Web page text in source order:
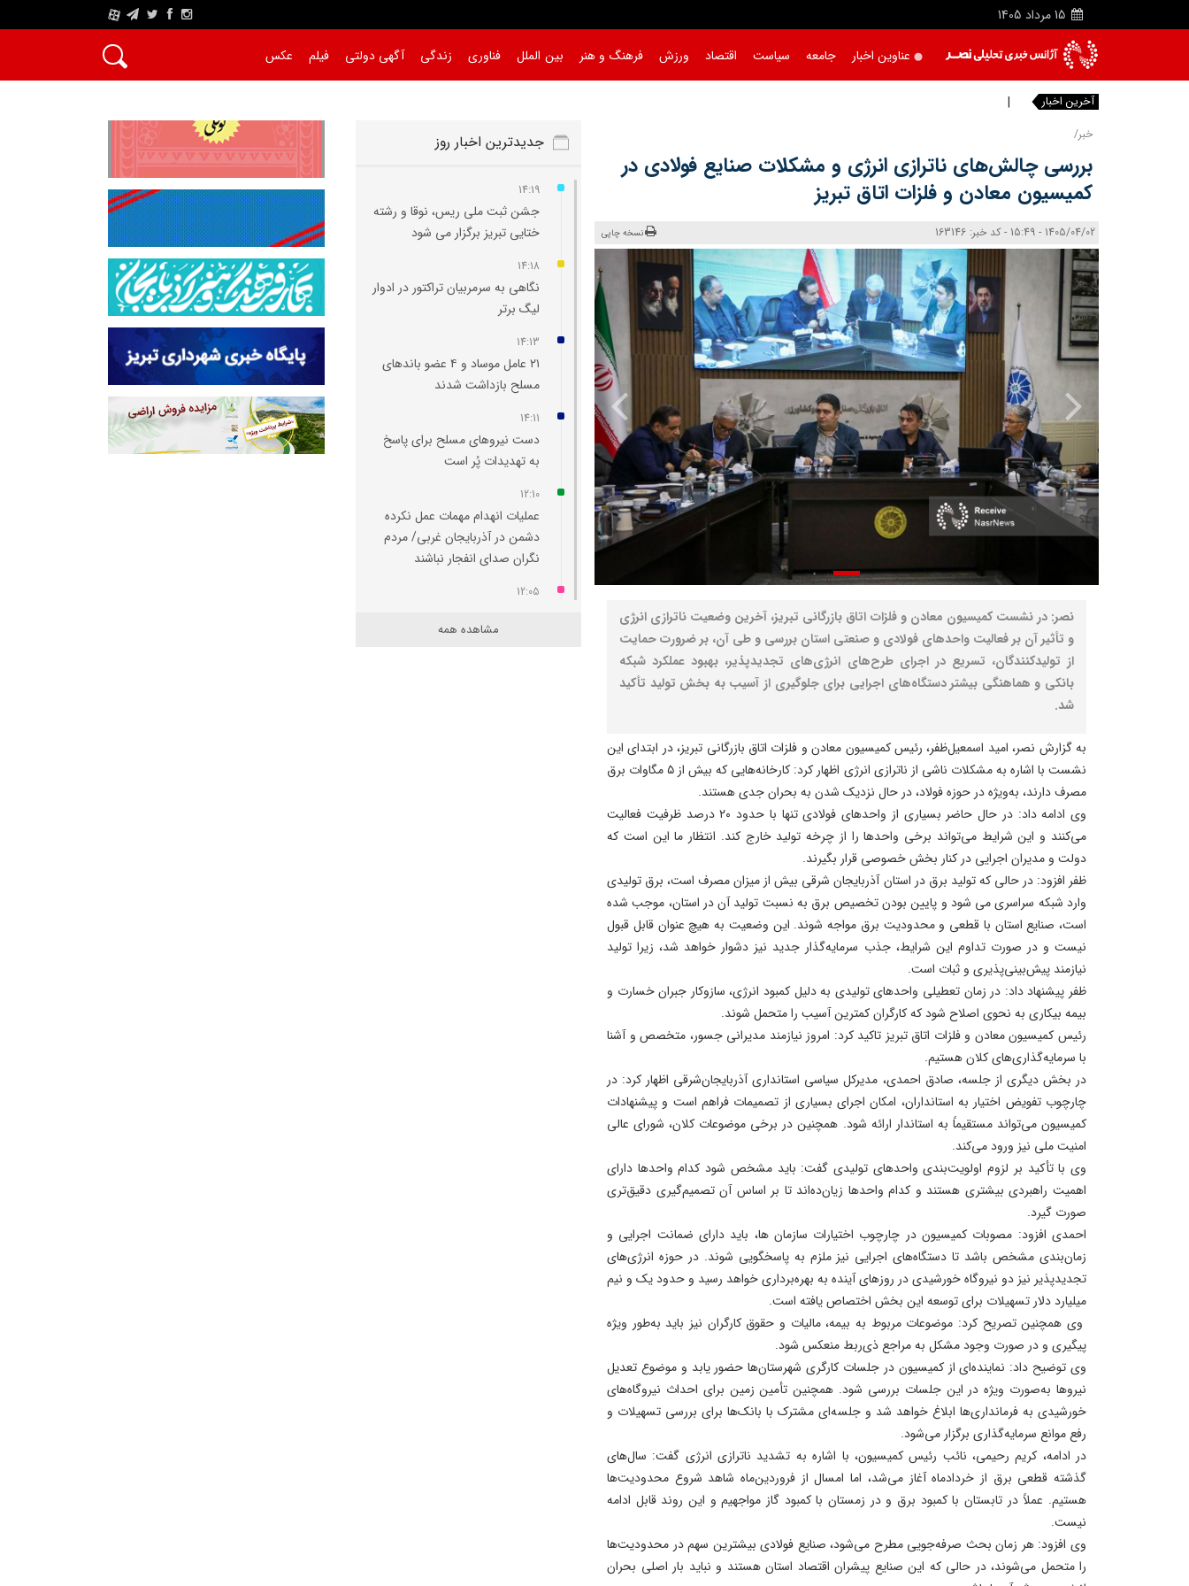
15 مرداد 1405
A
عناوین اخبار جامعه سیاست اقتصاد ورزش فرهنگ و هنر بین الملل فناوری زندگی آگهی دولتی فیلم عکس
آخرین اخبار جشن ثبت
خبر/
بررسی چالش‌های ناترازی انرژی و مشکلات صنایع فولادی در
کمیسیون معادن و فلزات اتاق تبریز
1405/04/02 - 15:49 - کد خبر: 163146 نسخه چاپی
نصر: در نشست کمیسیون معادن و فلزات اتاق بازرگانی تبریز، آخرین وضعیت ناترازی انرژی
و تأثیر آن بر فعالیت واحدهای فولادی و صنعتی استان بررسی و طی آن، بر ضرورت حمایت
از تولیدکنندگان، تسریع در اجرای طرح‌های انرژی‌های تجدیدپذیر، بهبود عملکرد شبکه
بانکی و هماهنگی بیشتر دستگاه‌های اجرایی برای جلوگیری از آسیب به بخش تولید تأکید
شد.
به گزارش نصر، امید اسمعیل‌ظفر، رئیس کمیسیون معادن و فلزات اتاق بازرگانی تبریز، در ابتدای این
نشست با اشاره به مشکلات ناشی از ناترازی انرژی اظهار کرد: کارخانه‌هایی که بیش از ۵ مگاوات برق
مصرف دارند، به‌ویژه در حوزه فولاد، در حال نزدیک شدن به بحران جدی هستند.
وی ادامه داد: در حال حاضر بسیاری از واحدهای فولادی تنها با حدود ۲۰ درصد ظرفیت فعالیت
می‌کنند و این شرایط می‌تواند برخی واحدها را از چرخه تولید خارج کند. انتظار ما این است که
دولت و مدیران اجرایی در کنار بخش خصوصی قرار بگیرند.
ظفر افزود: در حالی که تولید برق در استان آذربایجان شرقی بیش از میزان مصرف است، برق تولیدی
وارد شبکه سراسری می شود و پایین بودن تخصیص برق به نسبت تولید آن در استان، موجب شده
است، صنایع استان با قطعی و محدودیت برق مواجه شوند. این وضعیت به هیچ عنوان قابل قبول
نیست و در صورت تداوم این شرایط، جذب سرمایه‌گذار جدید نیز دشوار خواهد شد، زیرا تولید
نیازمند پیش‌بینی‌پذیری و ثبات است.
ظفر پیشنهاد داد: در زمان تعطیلی واحدهای تولیدی به دلیل کمبود انرژی، سازوکار جبران خسارت و
بیمه بیکاری به نحوی اصلاح شود که کارگران کمترین آسیب را متحمل شوند.
رئیس کمیسیون معادن و فلزات اتاق تبریز تاکید کرد: امروز نیازمند مدیرانی جسور، متخصص و آشنا
با سرمایه‌گذاری‌های کلان هستیم.
در بخش دیگری از جلسه، صادق احمدی، مدیرکل سیاسی استانداری آذربایجان‌شرقی اظهار کرد: در
چارچوب تفویض اختیار به استانداران، امکان اجرای بسیاری از تصمیمات فراهم است و پیشنهادات
کمیسیون می‌تواند مستقیماً به استاندار ارائه شود. همچنین در برخی موضوعات کلان، شورای عالی
امنیت ملی نیز ورود می‌کند.
وی با تأکید بر لزوم اولویت‌بندی واحدهای تولیدی گفت: باید مشخص شود کدام واحدها دارای
اهمیت راهبردی بیشتری هستند و کدام واحدها زیان‌ده‌اند تا بر اساس آن تصمیم‌گیری دقیق‌تری
صورت گیرد.
احمدی افزود: مصوبات کمیسیون در چارچوب اختیارات سازمان ها، باید دارای ضمانت اجرایی و
زمان‌بندی مشخص باشد تا دستگاه‌های اجرایی نیز ملزم به پاسخگویی شوند. در حوزه انرژی‌های
تجدیدپذیر نیز دو نیروگاه خورشیدی در روزهای آینده به بهره‌برداری خواهد رسید و حدود یک و نیم
میلیارد دلار تسهیلات برای توسعه این بخش اختصاص یافته است.
وی همچنین تصریح کرد: موضوعات مربوط به بیمه، مالیات و حقوق کارگران نیز باید به‌طور ویژه
پیگیری و در صورت وجود مشکل به مراجع ذی‌ربط منعکس شود.
وی توضیح داد: نماینده‌ای از کمیسیون در جلسات کارگری شهرستان‌ها حضور یابد و موضوع تعدیل
نیروها به‌صورت ویژه در این جلسات بررسی شود. همچنین تأمین زمین برای احداث نیروگاه‌های
خورشیدی به فرمانداری‌ها ابلاغ خواهد شد و جلسه‌ای مشترک با بانک‌ها برای بررسی تسهیلات و
رفع موانع سرمایه‌گذاری برگزار می‌شود.
در ادامه، کریم رحیمی، نائب رئیس کمیسیون، با اشاره به تشدید ناترازی انرژی گفت: سال‌های
گذشته قطعی برق از خردادماه آغاز می‌شد، اما امسال از فروردین‌ماه شاهد شروع محدودیت‌ها
هستیم. عملاً در تابستان با کمبود برق و در زمستان با کمبود گاز مواجهیم و این روند قابل ادامه
نیست.
وی افزود: هر زمان بحث صرفه‌جویی مطرح می‌شود، صنایع فولادی بیشترین سهم در محدودیت‌ها
را متحمل می‌شوند، در حالی که این صنایع پیشران اقتصاد استان هستند و نباید بار اصلی بحران
جدیدترین اخبار روز
14:19
جشن ثبت ملی ریس، نوقا و رشته
ختایی تبریز برگزار می شود
14:18
نگاهی به سرمربیان تراکتور در ادوار
لیگ برتر
14:13
۲۱ عامل موساد و ۴ عضو باندهای
مسلح بازداشت شدند
14:11
دست نیروهای مسلح برای پاسخ
به تهدیدات پُر است
12:10
عملیات انهدام مهمات عمل نکرده
دشمن در آذربایجان‌ غربی/ مردم
نگران صدای انفجار نباشند
12:05
مشاهده همه